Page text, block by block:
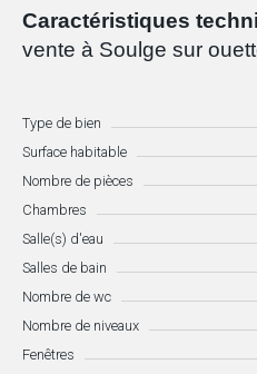
Caractéristiques
vente à Soulge sur
Type de bien
Surface habitable
Nombre de pièces
Chambres
Salle(s) d'eau
Salles de bain
Nombre de wc
Nombre de niveaux
Fenêtres